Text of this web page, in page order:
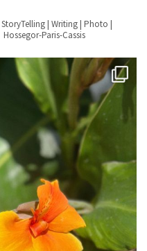
StoryTelling | Writing | Photo |
Hossegor-Paris-Cassis